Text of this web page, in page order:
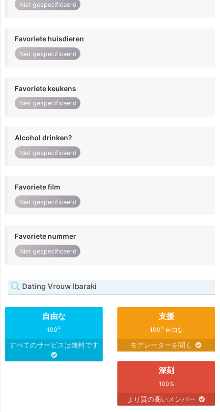
Niet gespecificeerd
Favoriete huisdieren
Niet gespecificeerd
Favoriete keukens
Niet gespecificeerd
Alcohol drinken?
Niet gespecificeerd
Favoriete film
Niet gespecificeerd
Favoriete nummer
Niet gespecificeerd
Dating Vrouw Ibaraki
自由な
100%
すべてのサービスは無料です
支援
100%自由な
モデレーターを聞く
深刻
100%
より質の高いメンバー